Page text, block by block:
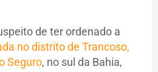
de ter ordenado a
no distrito de Trancoso,
Seguro, no sul da Bahia,